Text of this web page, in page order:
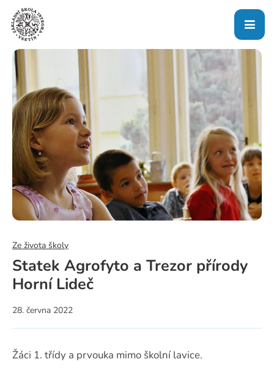
Ze života školy
Statek Agrofyto a Trezor přírody
Horní Lideč
28. června 2022
Žáci 1. třídy a prvouka mimo školní lavice.